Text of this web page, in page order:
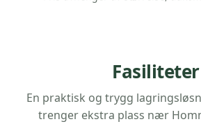
Fasiliteter
En praktisk og trygg
trenger ekstra plass nær